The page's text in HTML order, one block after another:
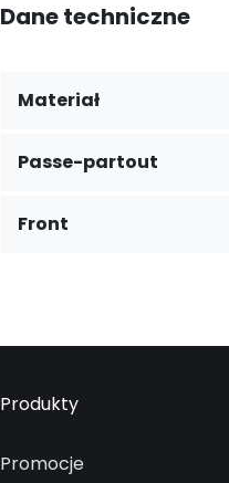
Dane techniczne
Materiał
Passe-partout
Front
Produkty
Promocje